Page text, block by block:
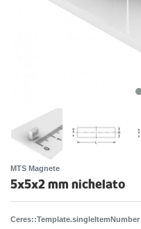
MTS Magnete
5x5x2 mm nichelato
Ceres::Template.singleItemNumber